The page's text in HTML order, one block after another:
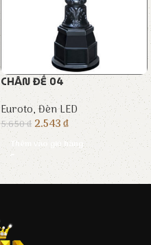
CHÂN ĐẾ 04
Euroto,Đèn LED
5.650₫ 2.543₫
Thêm vào giỏ hàng